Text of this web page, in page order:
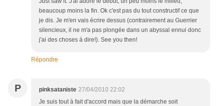
beaucoup moins la fin. Ok c'est pas du tout constructif ce que
je dis. Je m'en vais écrire dessus (contrairement au Guerrier
silencieux, il ne m'a pas plongée dans un abyssal ennui donc
j'ai des choses à dire!). See you then!
Répondre
P pinksataniste 27/04/2010 22:02
Je suis tout à fait d'accord mais que la démarche soit